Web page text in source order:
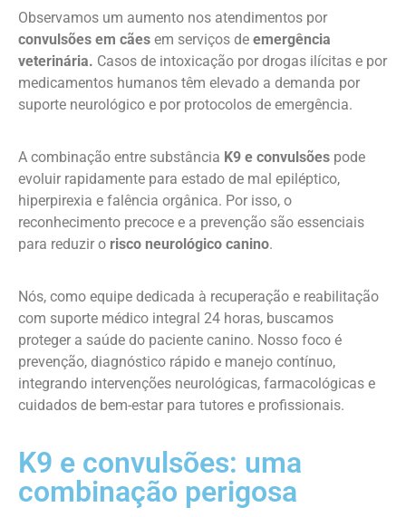
Observamos um aumento nos atendimentos por
convulsões em cães em serviços de emergência
veterinária. Casos de intoxicação por drogas ilícitas e por
medicamentos humanos têm elevado a demanda por
suporte neurológico e por protocolos de emergência.
A combinação entre substância K9 e convulsões pode
evoluir rapidamente para estado de mal epiléptico,
hiperpirexia e falência orgânica. Por isso, o
reconhecimento precoce e a prevenção são essenciais
para reduzir o risco neurológico canino.
Nós, como equipe dedicada à recuperação e reabilitação
com suporte médico integral 24 horas, buscamos
proteger a saúde do paciente canino. Nosso foco é
prevenção, diagnóstico rápido e manejo contínuo,
integrando intervenções neurológicas, farmacológicas e
cuidados de bem-estar para tutores e profissionais.
K9 e convulsões: uma
combinação perigosa